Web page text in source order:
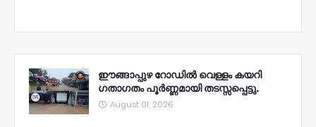
ഈങ്ങാപ്പുഴ റോഡിൽ വെള്ളം കയറി
ഗതാഗതം പൂർണ്ണമായി തടസ്സപ്പെട്ടു.
August 01, 2026